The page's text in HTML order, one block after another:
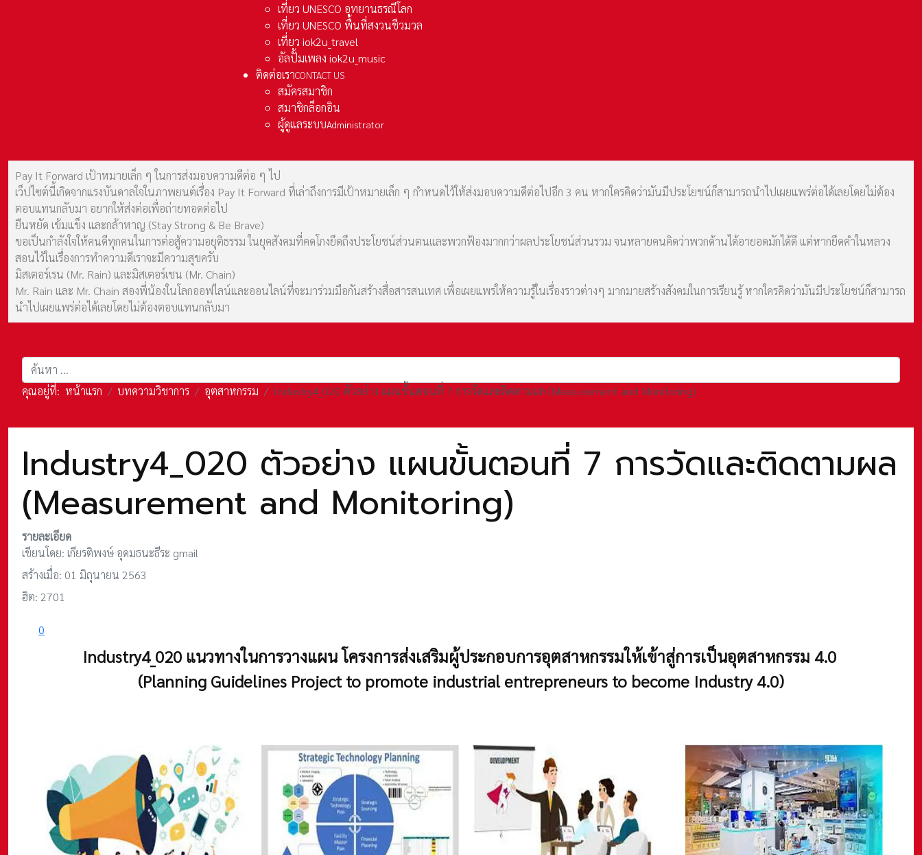
เที่ยว UNESCO อุทยานธรณีโลก
เที่ยว UNESCO พื้นที่สงวนชีวมวล
เที่ยว iok2u_travel
อัลปั้มเพลง iok2u_music
ติดต่อเราCONTACT US
สมัครสมาชิก
สมาชิกล็อกอิน
ผู้ดูแลระบบAdministrator
Pay It Forward เป้าหมายเล็ก ๆ ในการส่งมอบความดีต่อ ๆ ไป
เว็ปไซต์นี้เกิดจากแรงบันดาลใจในภาพยนต์เรื่อง Pay It Forward ที่เล่าถึงการมีเป้าหมายเล็ก ๆ กำหนดไว้ให้ส่งมอบความดีต่อไปอีก 3 คน หากใครคิดว่ามันมีประโยชน์ก็สามารถนำไปเผยแพร่ต่อได้เลยโดยไม่ต้อง
ตอบแทนกลับมา อยากให้ส่งต่อเพื่อถ่ายทอดต่อไป
ยืนหยัด เข้มแข็ง และกล้าหาญ (Stay Strong & Be Brave)
ขอเป็นกำลังใจให้คนดีทุกคนในการต่อสู้ความอยุติธรรม ในยุคสังคมที่คดโกงยึดถึงประโยชน์ส่วนตนและพวกฟ้องมากกว่าผลประโยชน์ส่วนรวม จนหลายคนคิดว่าพวกด้านได้อายอดมักได้ดี แต่หากยึดคำในหลวง
สอนไว้ในเรื่องการทำความดีเราจะมีความสุขครับ
มิสเตอร์เรน (Mr. Rain) และมิสเตอร์เชน (Mr. Chain)
Mr. Rain และ Mr. Chain สองพี่น้องในโลกออฟไลน์และออนไลน์ที่จะมาร่วมมือกันสร้างสื่อสารสนเทศ เพื่อเผยแพร่ให้ความรู้ในเรื่องราวต่างๆ มากมายสร้างสังคมในการเรียนรู้ หากใครคิดว่ามันมีประโยชน์ก็สามารถ
นำไปเผยแพร่ต่อได้เลยโดยไม่ต้องตอบแทนกลับมา
การค้นหา
คุณอยู่ที่: หน้าแรก บทความวิชาการ อุตสาหกรรม Industry4_020 ตัวอย่าง แผนขั้นตอนที่ 7 การวัดและติดตามผล (Measurement and Monitoring)
Industry4_020 ตัวอย่าง แผนขั้นตอนที่ 7 การวัดและติดตามผล
(Measurement and Monitoring)
รายละเอียด
เขียนโดย: เกียรติพงษ์ อุดมธนะธีระ gmail
สร้างเมื่อ: 01 มิถุนายน 2563
ฮิต: 2701
0
Industry4_020 แนวทางในการวางแผน โครงการส่งเสริมผู้ประกอบการอุตสาหกรรมให้เข้าสู่การเป็นอุตสาหกรรม 4.0
(Planning Guidelines Project to promote industrial entrepreneurs to become Industry 4.0)